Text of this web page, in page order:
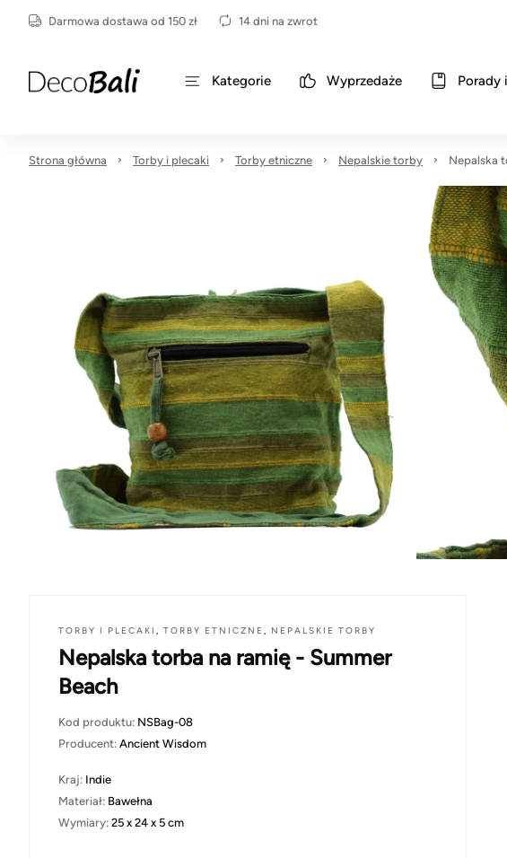
Darmowa dostawa od 150 zł 14 dni na zwrot
Kategorie Wyprzedaże Porady
Strona główna Torby i plecaki Torby etniczne Nepalskie torby Nepalska
TORBY I PLECAKI , TORBY ETNICZNE , NEPALSKIE TORBY
Nepalska torba na ramię - Summer
Beach
Kod produktu: NSBag-08
Producent: Ancient Wisdom
Kraj: Indie
Materiał: Bawełna
Wymiary: 25 x 24 x 5 cm